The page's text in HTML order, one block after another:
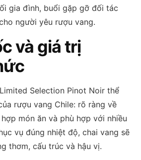
gia đình, buổi gặp gỡ đối tác
người yêu rượu vang.
và giá trị
Selection Pinot Noir thể
rượu vang Chile: rõ ràng về
món ăn và phù hợp với nhiều
vụ đúng nhiệt độ, chai vang sẽ
thơm, cấu trúc và hậu vị.